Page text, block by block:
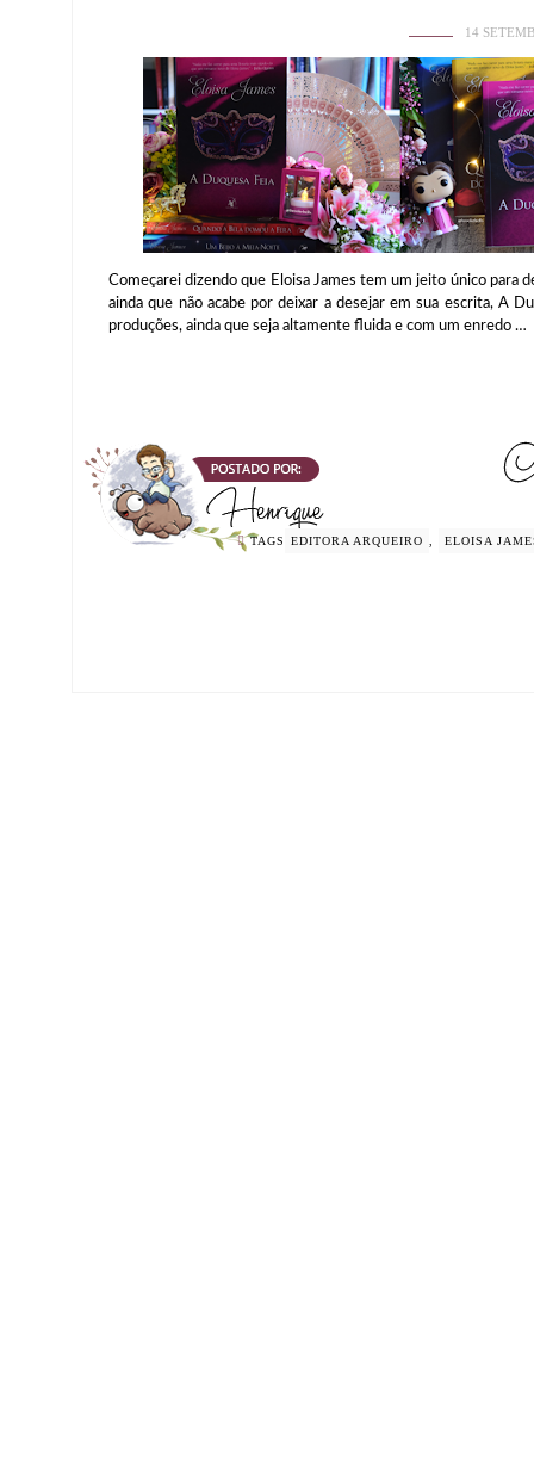
14
Começarei dizendo que Eloisa James tem um jeito único para
ainda que não acabe por deixar a desejar em sua escrita, A
produções, ainda que seja altamente fluida e com um enredo …
TAGS EDITORA ARQUEIRO ELOISA